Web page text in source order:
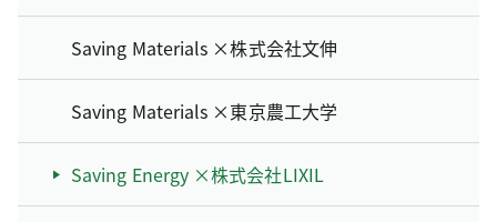
Saving Materials ×株式会社文伸
Saving Materials ×東京農工大学
Saving Energy ×株式会社LIXIL